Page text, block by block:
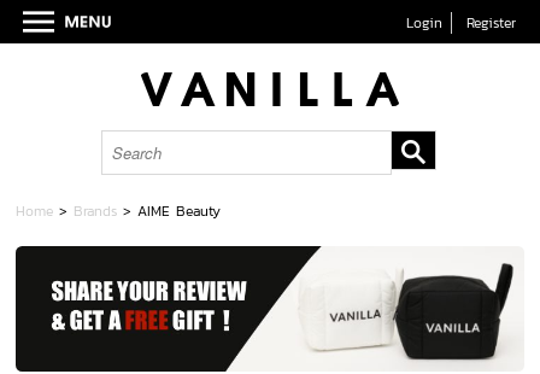
Login Register
Home > Brands >AIME Beauty